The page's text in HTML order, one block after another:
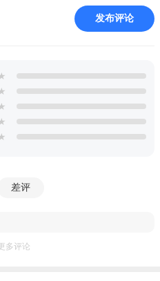
内）
清蓝光画质，观影体验流畅稳
宠剧集，青春娱乐内容首选。
别说明
发布评论
差评
多评论